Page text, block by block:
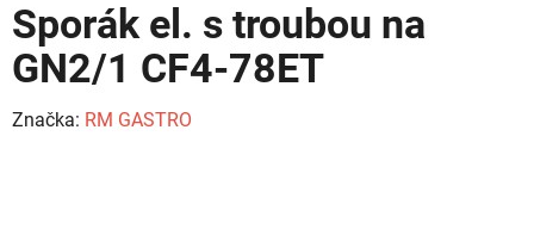
Sporák el. s troubou na
GN2/1 CF4-78ET
Značka: RM GASTRO